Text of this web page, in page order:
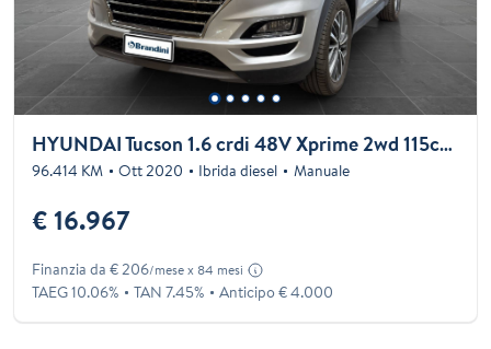
HYUNDAI Tucson 1.6 crdi 48V Xprime 2wd 115cv my20
96.414 KM Ott 2020 Ibrida diesel Manuale
€ 16.967
Finanzia da € 206/mese x 84 mesi
TAEG 10.06% TAN 7.45% Anticipo € 4.000